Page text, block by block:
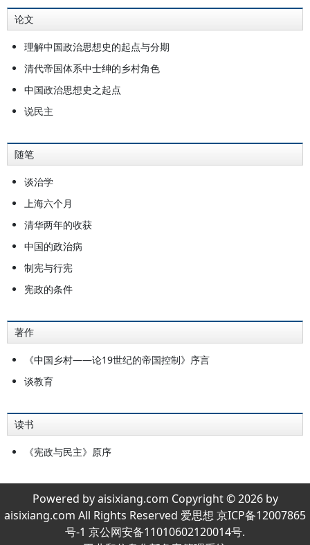
逝世于美国西雅图寓所。萧公权先生
的著述有：博士论文《政治多元
论》，经恺德林教授(George E．
G．Catlin)介绍，由伦敦著名出版社
出版，并列为“国际心理学哲学及科
1948年去国前为止，撰写了一系列
分别发表于国内的著名报章与杂志上
成《萧公权全集》，计九册。
论文
理解中国政治思想史的起点与分期
清代帝国体系中士绅的乡村角色
中国政治思想史之起点
说民主
随笔
谈治学
上海六个月
清华两年的收获
中国的政治病
制宪与行宪
宪政的条件
著作
《中国乡村——论19世纪的帝国控制》序言
谈教育
读书
《宪政与民主》原序
Powered by aisixiang.com Copyright © 2026 by
aisixiang.com All Rights Reserved 爱思想 京ICP备12007865
号-1 京公网安备11010602120014号.